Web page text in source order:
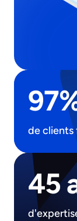
de clients
45